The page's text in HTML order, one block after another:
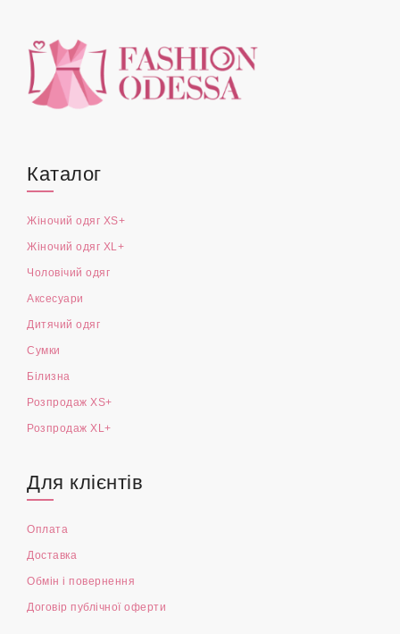
Каталог
Жіночий одяг XS+
Жіночий одяг XL+
Чоловічий одяг
Аксесуари
Дитячий одяг
Сумки
Білизна
Розпродаж XS+
Розпродаж XL+
Для клієнтів
Оплата
Доставка
Обмін і повернення
Договір публічної оферти